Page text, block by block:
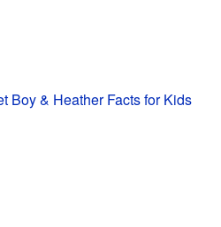
Boy & Heather Facts for Kids